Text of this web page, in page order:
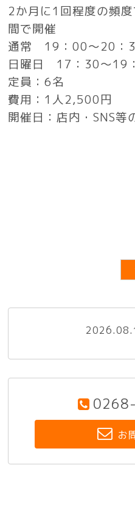
2か月に1回程度の頻
間で開催
通常 19：00～20：
日曜日 17：30～19
定員：6名
費用：1人2,500円
開催日：店内・SNS等
お